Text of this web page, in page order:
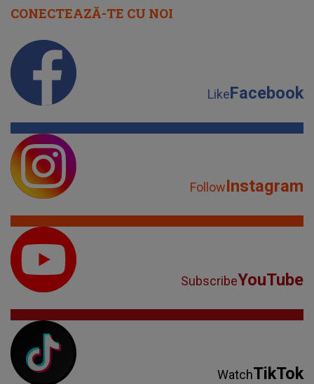
CONECTEAZĂ-TE CU NOI
LikeFacebook
FollowInstagram
SubscribeYouTube
WatchTikTok